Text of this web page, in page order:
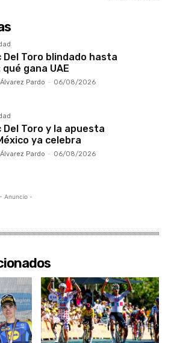
Del Toro blindado hasta
qué gana UAE
Pardo - 06/08/2026
Del Toro y la apuesta
ya celebra
Pardo - 06/08/2026
- Anuncio -